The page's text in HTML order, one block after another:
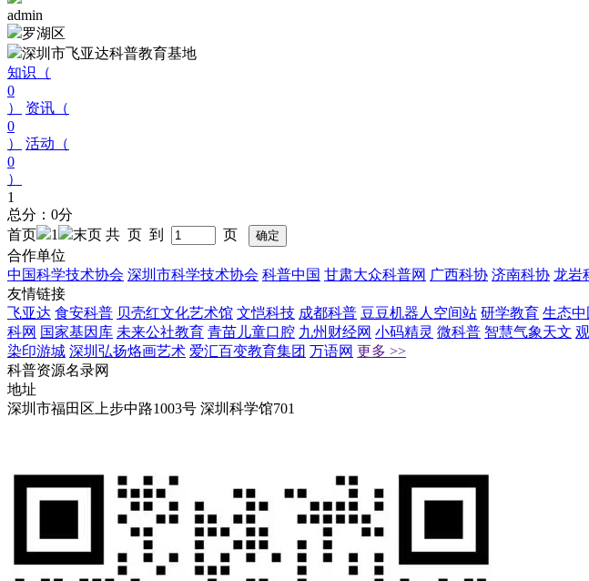
admin
罗湖区
深圳市飞亚达科普教育基地
知识（
0
）
资讯（
0
）
活动（
0
）
1
总分：0分
首页
1 末页 共 页 到
页
合作单位
中国科学技术协会 深圳市科学技术协会 科普中国 甘肃大众科普网 广西科协 济南科协 龙岩
友情链接
飞亚达 食安科普 贝壳红文化艺术馆 文恺科技 成都科普 豆豆机器人空间站 研学教育 生态中
科网 国家基因库 未来公社教育 青苗儿童口腔 九州财经网 小码精灵 微科普 智慧气象天文
染印游城 深圳弘扬烙画艺术 爱汇百变教育集团 万语网 更多 >>
科普资源名录网
地址
深圳市福田区上步中路1003号 深圳科学馆701